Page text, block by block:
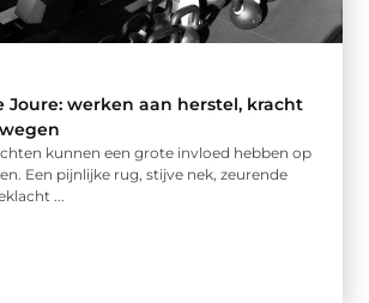
Joure: werken aan herstel, kracht
kunnen een grote invloed hebben op
Een pijnlijke rug, stijve nek, zeurende
...